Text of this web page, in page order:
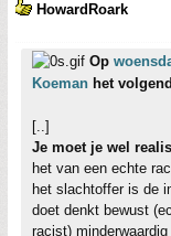
HowardRoark
Op
Koeman het
[..]
Je moet je wel
het van een echte
het slachtoffer is de
doet denkt bewust
racist)